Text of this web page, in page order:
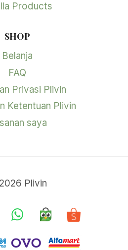
Products
SHOP
Belanja
FAQ
Privasi Plivin
Ketentuan Plivin
saya
Plivin